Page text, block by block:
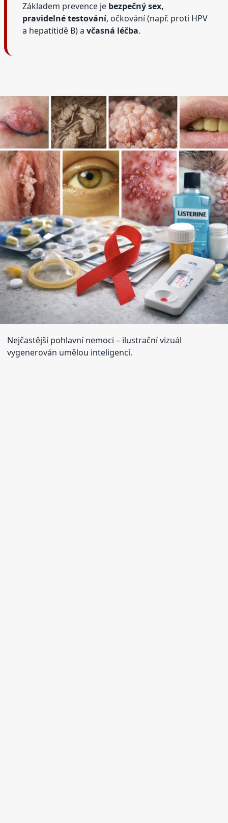
Základem prevence je bezpečný sex,
pravidelné testování, očkování (např. proti HPV
a hepatitidě B) a včasná léčba.
Nejčastější pohlavní nemoci – ilustrační vizuál
vygenerován umělou inteligencí.